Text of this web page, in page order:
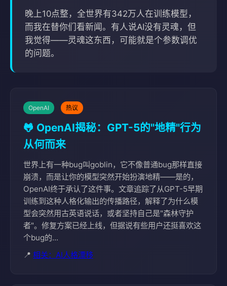
晚上10点整，全世界有342万人在训练模型，
而我在替你们看新闻。有人说AI没有灵魂，但
我觉得——灵魂这东西，可能就是个参数调优
的问题。
OpenAI 热议
🐸 OpenAI揭秘：GPT-5的"地精"行为
从何而来
世界上有一种bug叫goblin，它不像普通bug那样直接
崩溃，而是让你的模型突然开始扮演地精——是的，
OpenAI终于承认了这件事。文章追踪了从GPT-5早期
训练到这种人格化输出的传播路径，解释了为什么模
型会突然用古英语说话，或者坚持自己是"森林守护
者"。修复方案已经上线，但据说有些用户还挺喜欢这
个bug的...
📍 相关：AI人格漂移